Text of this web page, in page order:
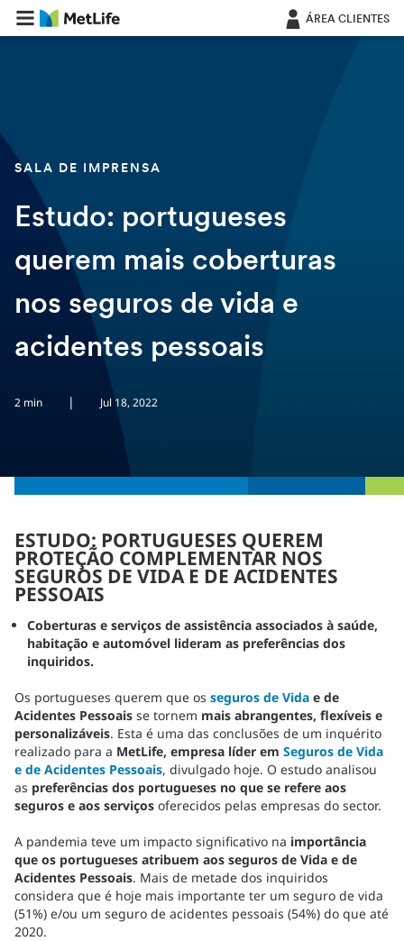
Saltar navegação ÁREA CLIENTES
SALA DE IMPRENSA
Estudo: portugueses
querem mais coberturas
nos seguros de vida e
acidentes pessoais
2 min | Jul 18, 2022
ESTUDO: PORTUGUESES QUEREM
PROTEÇÃO COMPLEMENTAR NOS
SEGUROS DE VIDA E DE ACIDENTES
PESSOAIS
Coberturas e serviços de assistência associados à saúde,
habitação e automóvel lideram as preferências dos
inquiridos.
Os portugueses querem que os seguros de Vida e de
Acidentes Pessoais se tornem mais abrangentes, flexíveis e
personalizáveis. Esta é uma das conclusões de um inquérito
realizado para a MetLife, empresa líder em Seguros de Vida
e de Acidentes Pessoais, divulgado hoje. O estudo analisou
as preferências dos portugueses no que se refere aos
seguros e aos serviços oferecidos pelas empresas do sector.
A pandemia teve um impacto significativo na importância
que os portugueses atribuem aos seguros de Vida e de
Acidentes Pessoais. Mais de metade dos inquiridos
considera que é hoje mais importante ter um seguro de vida
(51%) e/ou um seguro de acidentes pessoais (54%) do que até
2020.